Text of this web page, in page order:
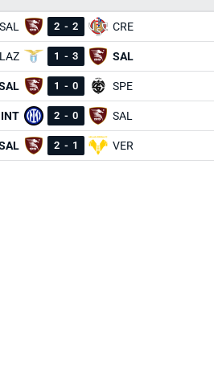
SAL 2 - 2 CRE
LAZ 1 - 3 SAL
1 - 0 SPE
INT 2 - 0 SAL
2 - 1 VER